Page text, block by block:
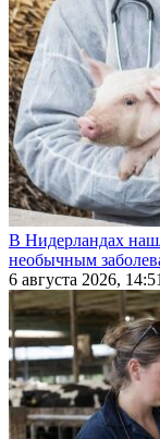
В Нидерландах
необычным
6 августа 2026, 14:51